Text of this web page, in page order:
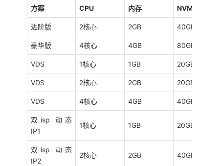
方案 CPU 内存 NVMe
进阶版 2核心 2GB 40GB
豪华版 4核心 4GB 80GB
VDS 1核心 1GB 20GB
VDS 2核心 2GB 20GB
VDS 4核心 4GB 40GB
双isp 动态
IP1
1核心 1GB 20GB
双isp 动态
IP2
2核心 2GB 40GB